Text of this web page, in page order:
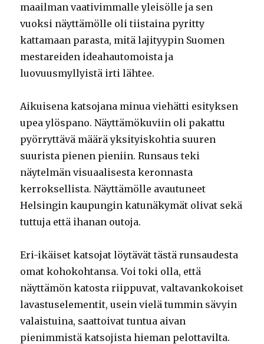
maailman vaativimmalle yleisölle ja sen
vuoksi näyttämölle oli tiistaina pyritty
kattamaan parasta, mitä lajityypin Suomen
mestareiden ideahautomoista ja
luovuusmyllyistä irti lähtee.
Aikuisena katsojana minua viehätti esityksen
upea ylöspano. Näyttämökuviin oli pakattu
pyörryttävä määrä yksityiskohtia suuren
suurista pienen pieniin. Runsaus teki
näytelmän visuaalisesta keronnasta
kerroksellista. Näyttämölle avautuneet
Helsingin kaupungin katunäkymät olivat sekä
tuttuja että ihanan outoja.
Eri-ikäiset katsojat löytävät tästä runsaudesta
omat kohokohtansa. Voi toki olla, että
näyttämön katosta riippuvat, valtavankokoiset
lavastuselementit, usein vielä tummin sävyin
valaistuina, saattoivat tuntua aivan
pienimmistä katsojista hieman pelottavilta.